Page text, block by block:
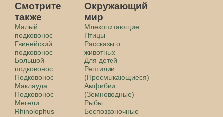
Смотрите
также
Малый
подковонос
Гвинейский
подковонос
Большой
подковонос
Подковонос
Маклауда
Подковонос
Мегели
Rhinolophus
Окружающий
мир
Млекопитающие
Птицы
Рассказы о
животных
Для детей
Рептилии
(Пресмыкающиеся)
Амфибии
(Земноводные)
Рыбы
Беспозвоночные